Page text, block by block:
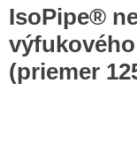
IsoPipe®
(priemer